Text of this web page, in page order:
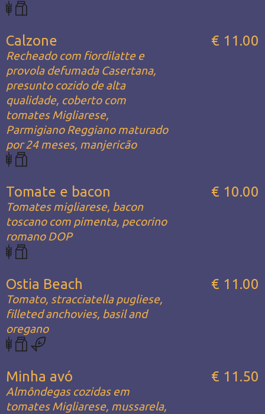
Calzone
Recheado com fiordilatte e
provola defumada Casertana,
presunto cozido de alta
qualidade, coberto com
tomates Migliarese,
Parmigiano Reggiano maturado
por 24 meses, manjericão
€ 11.00
Tomate e bacon
Tomates migliarese, bacon
toscano com pimenta, pecorino
romano DOP
€ 10.00
Ostia Beach
Tomato, stracciatella pugliese,
filleted anchovies, basil and
oregano
€ 11.00
Minha avó
Almôndegas cozidas em
tomates Migliarese, mussarela,
€ 11.50